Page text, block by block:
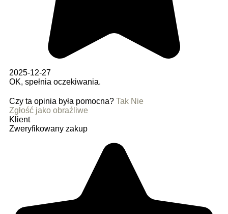
2025-12-27
OK, spełnia oczekiwania.
Czy ta opinia była pomocna? Tak Nie
Zgłość jako obraźliwe
Klient
Zweryfikowany zakup